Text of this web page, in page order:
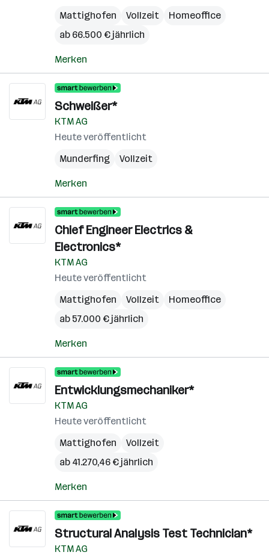
Mattighofen
Vollzeit
Homeoffice
ab 66.500 € jährlich
Merken
Schweißer*
KTM AG
Heute veröffentlicht
Munderfing
Vollzeit
Merken
Chief Engineer Electrics &
Electronics*
KTM AG
Heute veröffentlicht
Mattighofen
Vollzeit
Homeoffice
ab 57.000 € jährlich
Merken
Entwicklungsmechaniker*
KTM AG
Heute veröffentlicht
Mattighofen
Vollzeit
ab 41.270,46 € jährlich
Merken
Structural Analysis Test Technician*
KTM AG